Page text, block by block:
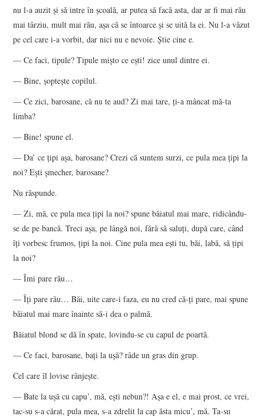
nu l-a auzit şi să intre în şcoală, ar putea să facă asta, dar ar fi mai rău
mai târziu, mult mai rău, aşa că se întoarce şi se uită la ei. Nu l-a văzut
pe cel care i-a vorbit, dar nici nu e nevoie. Ştie cine e.
— Ce faci, tipule? Tipule mişto ce eşti! zice unul dintre ei.
— Bine, şopteşte copilul.
— Ce zici, barosane, că nu te aud? Zi mai tare, ţi-a mâncat mă-ta
limba?
— Bine! spune el.
— Da’ ce ţipi aşa, barosane? Crezi că suntem surzi, ce pula mea ţipi la
noi? Eşti şmecher, barosane?
Nu răspunde.
— Zi, mă, ce pula mea ţipi la noi? spune băiatul mai mare, ridicându-
se de pe bancă. Treci aşa, pe lângă noi, fără să saluţi, după care, când
îţi vorbesc frumos, ţipi la noi. Cine pula mea eşti tu, băi, labă, să ţipi
la noi?
— Îmi pare rău…
— Îţi pare rău… Băi, uite care-i faza, eu nu cred că-ţi pare, mai spune
băiatul mai mare înainte să-i dea o palmă.
Băiatul blond se dă în spate, lovindu-se cu capul de poartă.
— Ce faci, barosane, baţi la uşă? râde un gras din grup.
Cel care îl lovise rânjeşte.
— Bate la uşă cu capu’, mă, eşti nebun?! Aşa e el, e mai prost, ce vrei,
tac-su s-a cărat, pula mea, s-a zdrelit la cap ăsta micu’, mă. Ta-su